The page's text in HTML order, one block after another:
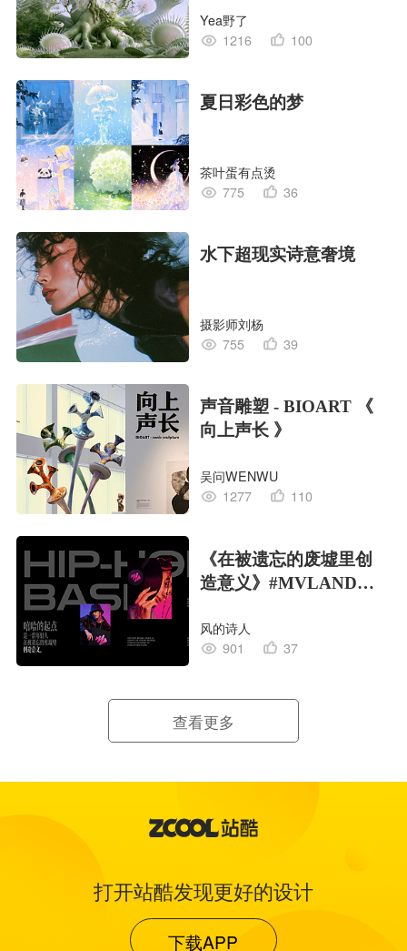
Yea野了
1216
100
夏日彩色的梦
茶叶蛋有点烫
775
36
水下超现实诗意奢境
摄影师刘杨
755
39
声音雕塑 - BIOART 《
向上声长 》
吴问WENWU
1277
110
《在被遗忘的废墟里创
造意义》#MVLAND嘻
风的诗人
901
37
查看更多
打开站酷发现更好的设计
下载APP